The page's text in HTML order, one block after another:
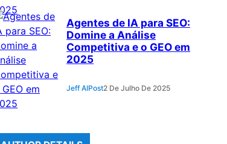
Agentes de IA para SEO:
Domine a Análise
Competitiva e o GEO em
2025
Jeff AIPost2 De Julho De 2025